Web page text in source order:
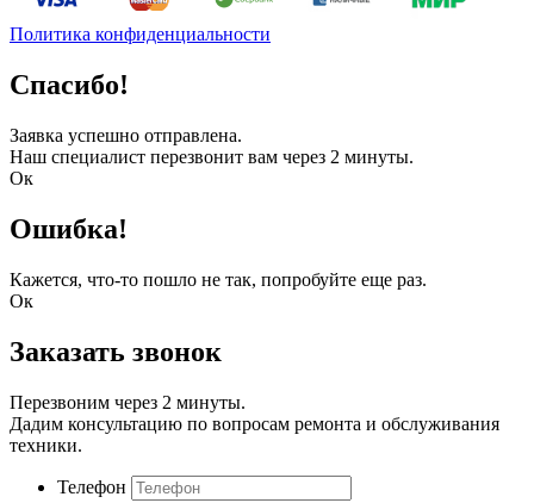
Политика конфиденциальности
Спасибо!
Заявка успешно отправлена.
Наш специалист перезвонит вам через 2 минуты.
Ок
Ошибка!
Кажется, что-то пошло не так, попробуйте еще раз.
Ок
Заказать звонок
Перезвоним через 2 минуты.
Дадим консультацию по вопросам ремонта и обслуживания
техники.
Телефон